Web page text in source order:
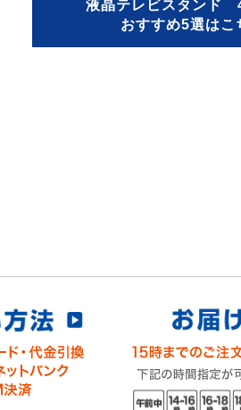
液晶テレビスタンド
おすすめ5選はこ